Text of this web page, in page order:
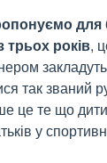
для
трьох років,
так званий
це те що
у